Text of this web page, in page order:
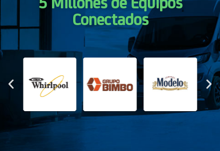
5 Millones de Equipos
Conectados